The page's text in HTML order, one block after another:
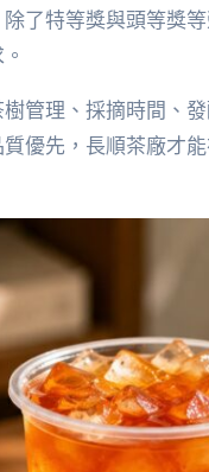
了特等獎與頭等獎
管理、採摘時間、
優先，長順茶廠才